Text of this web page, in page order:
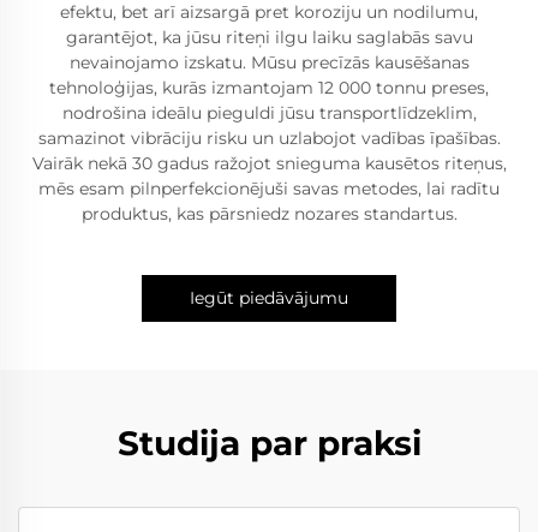
efektu, bet arī aizsargā pret koroziju un nodilumu,
garantējot, ka jūsu riteņi ilgu laiku saglabās savu
nevainojamo izskatu. Mūsu precīzās kausēšanas
tehnoloģijas, kurās izmantojam 12 000 tonnu preses,
nodrošina ideālu pieguldi jūsu transportlīdzeklim,
samazinot vibrāciju risku un uzlabojot vadības īpašības.
Vairāk nekā 30 gadus ražojot snieguma kausētos riteņus,
mēs esam pilnperfekcionējuši savas metodes, lai radītu
produktus, kas pārsniedz nozares standartus.
Iegūt piedāvājumu
Studija par praksi